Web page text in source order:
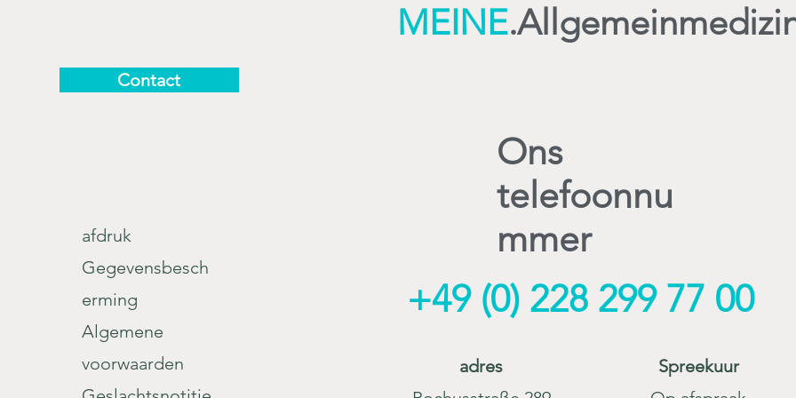
Contact
afdruk
Gegevensbesch
erming
Algemene
voorwaarden
MEINE.
Ons
telefoonnu
mmer
+49 (0) 228 299 77 00
adres
Spreekuur